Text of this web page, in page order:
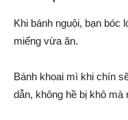
Khi bánh nguội, bạn bóc
miếng vừa ăn.
Bánh khoai mì khi chín
dẫn, không hề bị khô mà